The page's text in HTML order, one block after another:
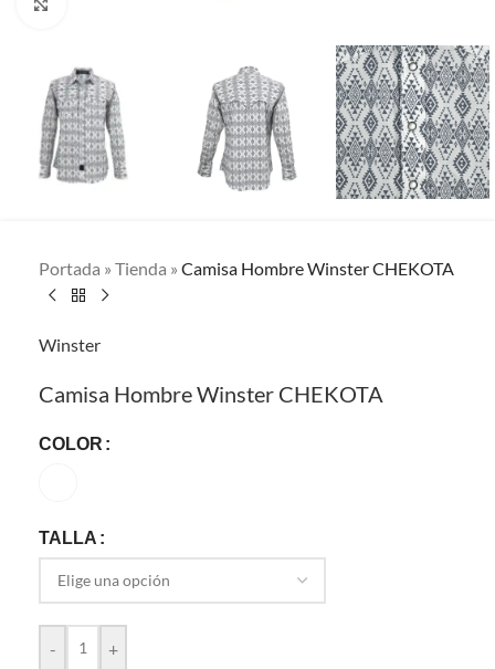
Portada » Tienda » Camisa Hombre Winster CHEKOTA
Winster
Camisa Hombre Winster CHEKOTA
COLOR
TALLA
- +